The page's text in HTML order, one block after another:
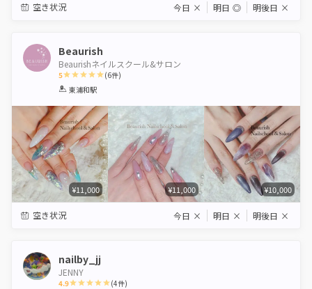
空き状況 今日 × 明日 ◎ 明後日 ×
Beaurish
Beaurishネイルスクール&サロン
5
1 2 3 4 5
(6件)
東浦和駅
¥11,000 ¥11,000 ¥10,000
空き状況 今日 × 明日 × 明後日 ×
nailby_jj
JENNY
4.9 (4件)